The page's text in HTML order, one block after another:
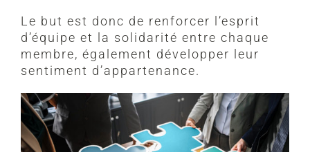
Le but est donc de renforcer l’esprit
d’équipe et la solidarité entre chaque
membre, également développer leur
sentiment d’appartenance.